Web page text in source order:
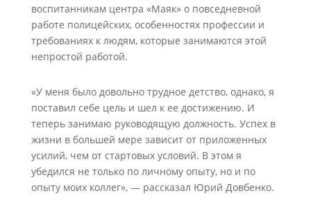
воспитанникам центра «Маяк» о повседневной
работе полицейских, особенностях профессии и
требованиях к людям, которые занимаются этой
непростой работой.
«У меня было довольно трудное детство, однако, я
поставил себе цель и шел к ее достижению. И
теперь занимаю руководящую должность. Успех в
жизни в большей мере зависит от приложенных
усилий, чем от стартовых условий. В этом я
убедился не только по личному опыту, но и по
опыту моих коллег», — рассказал Юрий Довбенко.